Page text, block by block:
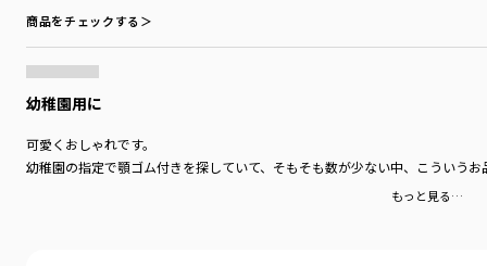
商品をチェックする＞
幼稚園用に
可愛くおしゃれです。
幼稚園の指定で顎ゴム付きを探していて、そもそも数が少ない中、こういう
もっと見る…